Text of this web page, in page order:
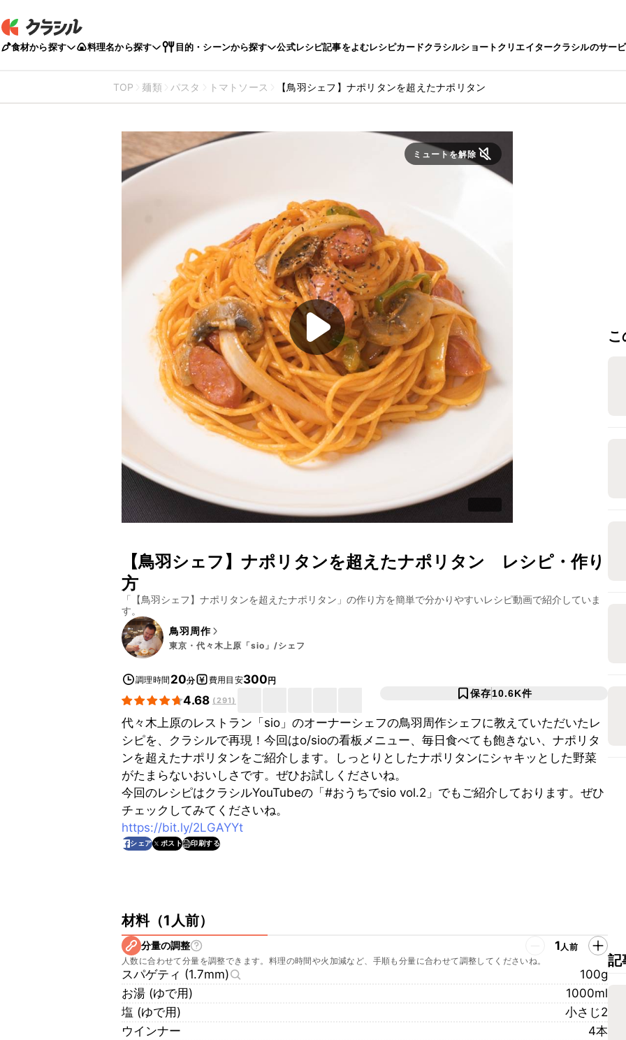
食材から探す 料理名から探す 目的・シーンから探す 公式レシピ記事をよむレシピカードクラシルショートクリエイタークラシルのサー
TOP 麺類 パスタ トマトソース 【鳥羽シェフ】ナポリタンを超えたナポリタン
ミュートを解除
【鳥羽シェフ】ナポリタンを超えたナポリタン レシピ・作り
方
「 【鳥羽シェフ】ナポリタンを超えたナポリタン 」の作り方を簡単で分かりやすいレシピ動画で紹介していま
す。
鳥羽周作
東京・代々木上原「sio」/シェフ
調理時間 20分 費用目安300円
4.68 (291)
保存10.6K件
代々木上原のレストラン「sio」のオーナーシェフの鳥羽周作シェフに教えていただいたレ
シピを、クラシルで再現！今回はo/sioの看板メニュー、毎日食べても飽きない、ナポリタ
ンを超えたナポリタンをご紹介します。しっとりとしたナポリタンにシャキッとした野菜
がたまらないおいしさです。ぜひお試しくださいね。
今回のレシピはクラシルYouTubeの「#おうちでsio vol.2」でもご紹介しております。ぜひ
チェックしてみてくださいね。
https://bit.ly/2LGAYYt
シェア ポスト 印刷する
材料（1人前）
分量の調整 1人前
人数に合わせて分量を調整できます。料理の時間や火加減など、手順も分量に合わせて調整してくださいね。
スパゲティ (1.7mm)
100g
お湯 (ゆで用)
1000ml
塩 (ゆで用)
小さじ2
ウインナー
4本
記